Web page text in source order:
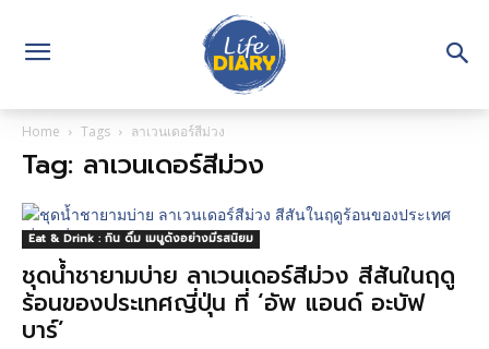
Home Tags ลาเวนเดอร์สีม่วง
Tag: ลาเวนเดอร์สีม่วง
Eat & Drink : กิน ดื่ม เมนูดังอย่างมีรสนิยม
ชุดน้ำชายามบ่าย ลาเวนเดอร์สีม่วง สีสันในฤดู
ร้อนของประเทศญี่ปุ่น ที่ ‘อัพ แอนด์ อะบัฟ
บาร์’